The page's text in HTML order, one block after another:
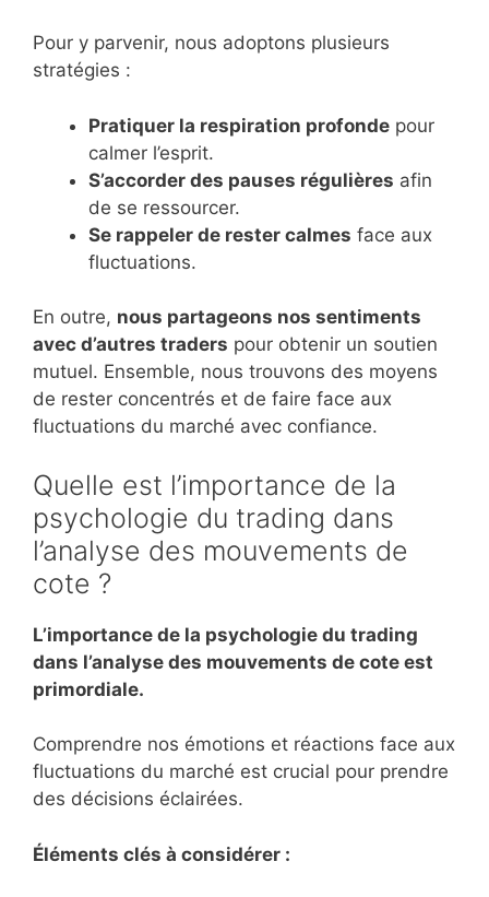
Pour y parvenir, nous adoptons plusieurs
stratégies :
Pratiquer la respiration profonde pour
calmer l’esprit.
S’accorder des pauses régulières afin
de se ressourcer.
Se rappeler de rester calmes face aux
fluctuations.
En outre, nous partageons nos sentiments
avec d’autres traders pour obtenir un soutien
mutuel. Ensemble, nous trouvons des moyens
de rester concentrés et de faire face aux
fluctuations du marché avec confiance.
Quelle est l’importance de la
psychologie du trading dans
l’analyse des mouvements de
cote ?
L’importance de la psychologie du trading
dans l’analyse des mouvements de cote est
primordiale.
Comprendre nos émotions et réactions face aux
fluctuations du marché est crucial pour prendre
des décisions éclairées.
Éléments clés à considérer :